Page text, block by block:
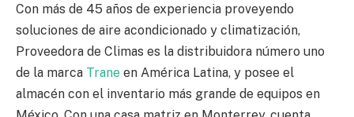
Con más de 45 años de experiencia proveyendo
soluciones de aire acondicionado y climatización,
Proveedora de Climas es la distribuidora número uno
de la marca Trane en América Latina, y posee el
almacén con el inventario más grande de equipos en